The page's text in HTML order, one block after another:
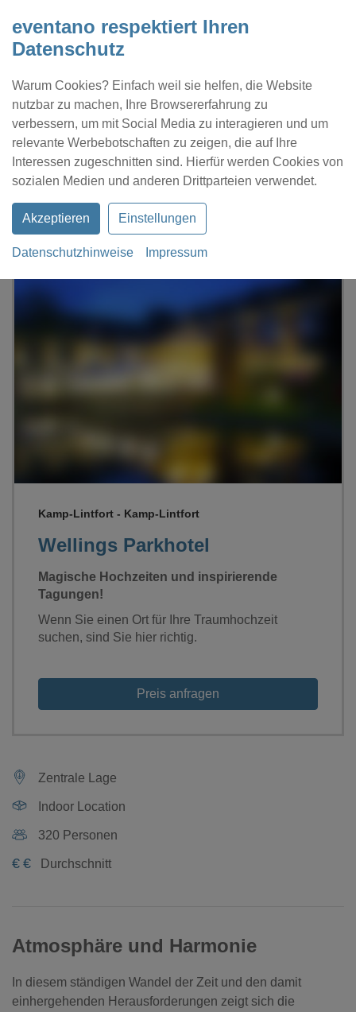
eventano respektiert Ihren
Datenschutz
Warum Cookies? Einfach weil sie helfen, die Website
nutzbar zu machen, Ihre Browsererfahrung zu
verbessern, um mit Social Media zu interagieren und um
relevante Werbebotschaften zu zeigen, die auf Ihre
Interessen zugeschnitten sind. Hierfür werden Cookies von
sozialen Medien und anderen Drittparteien verwendet.
Akzeptieren Einstellungen
Datenschutzhinweise Impressum
Kontakt Location eintragen Profil
Wellings Parkhotel
Kamp-Lintfort - Kamp-Lintfort
Magische Hochzeiten und inspirierende
Tagungen!
Wenn Sie einen Ort für Ihre Traumhochzeit
suchen, sind Sie hier richtig.
Preis anfragen
Zentrale Lage
Indoor Location
320 Personen
€ € Durchschnitt
Atmosphäre und Harmonie
In diesem ständigen Wandel der Zeit und den damit
einhergehenden Herausforderungen zeigt sich die